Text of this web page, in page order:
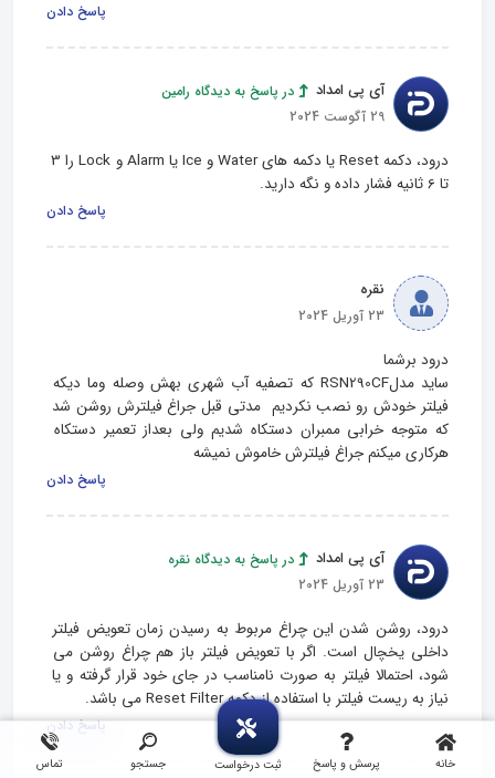
خانه پرسش و پاسخ ثبت درخواست جستجو تماس
پاسخ دادن
آی پی امداد
در پاسخ به دیدگاه رامین
29 آگوست 2024
درود، دکمه Reset یا دکمه‌ های Water و Ice یا Alarm و Lock را 3
تا 6 ثانیه فشار داده و نگه دارید.
پاسخ دادن
نقره
23 آوریل 2024
سايد مدلRSN290CF كه تصفيه آب شهرى بهش وصله وما ديكه
فيلتر خودش رو نصب نكرديم  مدتى قبل جراغ فيلترش روشن شد
كه متوجه خرابى ممبران دستكاه شديم ولى بعداز تعمير دستكاه
هركارى ميكنم جراغ فيلترش خاموش نميشه
پاسخ دادن
آی پی امداد
در پاسخ به دیدگاه نقره
23 آوریل 2024
درود، روشن شدن این چراغ مربوط به رسیدن زمان تعویض فیلتر
داخلی یخچال است. اگر با تعویض فیلتر باز هم چراغ روشن می
شود، احتمالا فیلتر به صورت نامناسب در جای خود قرار گرفته و یا
نیاز به ریست فیلتر با استفاده از دکمه Reset Filter می باشد.
پاسخ دادن